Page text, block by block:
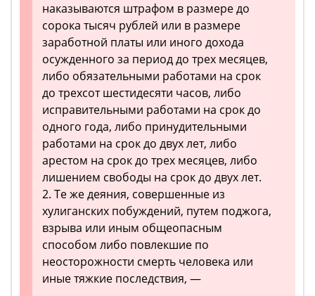
наказываются штрафом в размере до
сорока тысяч рублей или в размере
заработной платы или иного дохода
осужденного за период до трех месяцев,
либо обязательными работами на срок
до трехсот шестидесяти часов, либо
исправительными работами на срок до
одного года, либо принудительными
работами на срок до двух лет, либо
арестом на срок до трех месяцев, либо
лишением свободы на срок до двух лет.
2. Те же деяния, совершенные из
хулиганских побуждений, путем поджога,
взрыва или иным общеопасным
способом либо повлекшие по
неосторожности смерть человека или
иные тяжкие последствия, —